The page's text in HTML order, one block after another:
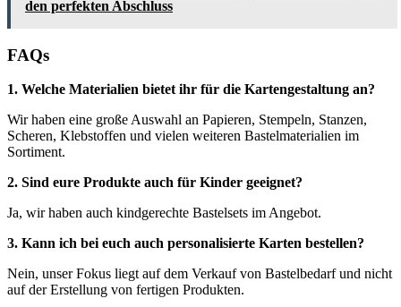
den perfekten Abschluss
FAQs
1. Welche Materialien bietet ihr für die Kartengestaltung an?
Wir haben eine große Auswahl an Papieren, Stempeln, Stanzen,
Scheren, Klebstoffen und vielen weiteren Bastelmaterialien im
Sortiment.
2. Sind eure Produkte auch für Kinder geeignet?
Ja, wir haben auch kindgerechte Bastelsets im Angebot.
3. Kann ich bei euch auch personalisierte Karten bestellen?
Nein, unser Fokus liegt auf dem Verkauf von Bastelbedarf und nicht
auf der Erstellung von fertigen Produkten.